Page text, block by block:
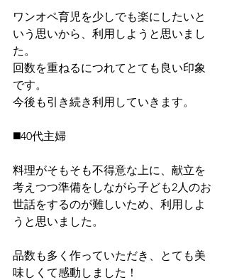
ワンオペ育児を少しでも楽にしたいと
いう思いから、利用しようと思いまし
た。
回数を重ねるにつれてとても良い印象
です。
今後も引き続き利用していきます。
◼️40代主婦
料理がそもそも不得意な上に、献立を
考えつつ準備をしながら子ども2人のお
世話をするのが難しいため、利用しよ
うと思いました。
品数も多く作っていただき、とても美
味しくて感動しました！